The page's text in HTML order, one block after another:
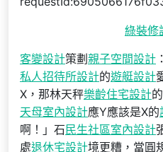
綠裝修
客變設計策劃 親子空間設計
私人招待所設計的遊艇設計
X，那林天秤樂齡住宅設計
天母室內設計應Y應該是X的
啊！」石 民生社區室內設計
處退休宅設計境更糟，當圓